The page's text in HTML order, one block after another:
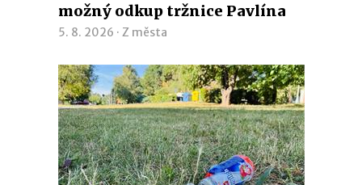
možný odkup tržnice Pavlína
5. 8. 2026 · Z města